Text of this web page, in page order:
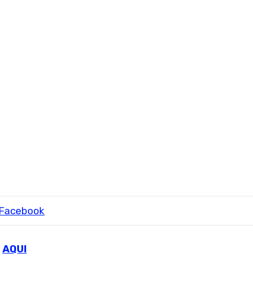
AQUI